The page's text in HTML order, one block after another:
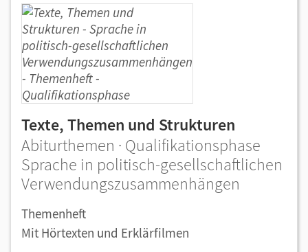
Texte, Themen und Strukturen
Abiturthemen · Qualifikationsphase
Sprache in politisch-gesellschaftlichen
Verwendungszusammenhängen
Themenheft
Mit Hörtexten und Erklärfilmen